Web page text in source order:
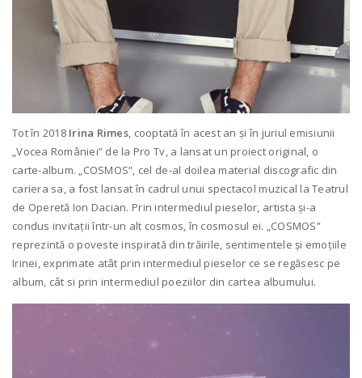
Tot în 2018 Irina Rimes, cooptată în acest an și în juriul emisiunii
„Vocea României” de la Pro Tv, a lansat un proiect original, o
carte-album. „COSMOS”, cel de-al doilea material discografic din
cariera sa, a fost lansat în cadrul unui spectacol muzical la Teatrul
de Operetă Ion Dacian. Prin intermediul pieselor, artista și-a
condus invitații într-un alt cosmos, în cosmosul ei. „COSMOS”
reprezintă o poveste inspirată din trăirile, sentimentele și emoțiile
Irinei, exprimate atât prin intermediul pieselor ce se regăsesc pe
album, cât si prin intermediul poeziilor din cartea albumului.